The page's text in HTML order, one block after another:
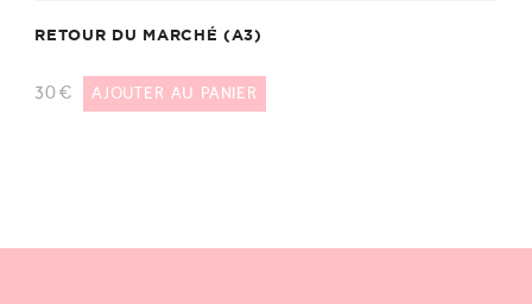
RETOUR DU MARCHÉ (A3)
30€ AJOUTER AU PANIER